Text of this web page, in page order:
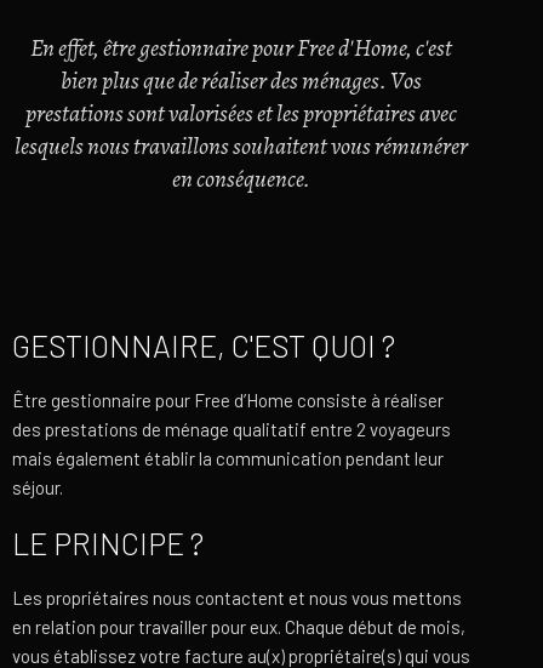
En effet, être gestionnaire pour Free d'Home, c'est
bien plus que de réaliser des ménages. Vos
prestations sont valorisées et les propriétaires avec
lesquels nous travaillons souhaitent vous rémunérer
en conséquence.
GESTIONNAIRE, C'EST QUOI ?
Être gestionnaire pour Free d’Home consiste à réaliser
des prestations de ménage qualitatif entre 2 voyageurs
mais également établir la communication pendant leur
séjour.
LE PRINCIPE ?
Les propriétaires nous contactent et nous vous mettons
en relation pour travailler pour eux. Chaque début de mois,
vous établissez votre facture au(x) propriétaire(s) qui vous